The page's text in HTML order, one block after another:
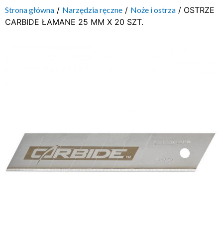
Strona główna / Narzędzia ręczne / Noże i ostrza / OSTRZE
CARBIDE ŁAMANE 25 MM X 20 SZT.